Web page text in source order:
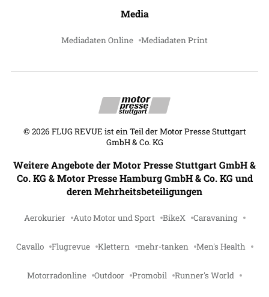
Media
Mediadaten Online Mediadaten Print
© 2026 FLUG REVUE ist ein Teil der Motor Presse Stuttgart
GmbH & Co. KG
Weitere Angebote der Motor Presse Stuttgart GmbH &
Co. KG & Motor Presse Hamburg GmbH & Co. KG und
deren Mehrheitsbeteiligungen
Aerokurier Auto Motor und Sport BikeX Caravaning
Cavallo Flugrevue Klettern mehr-tanken Men's Health
Motorradonline Outdoor Promobil Runner's World